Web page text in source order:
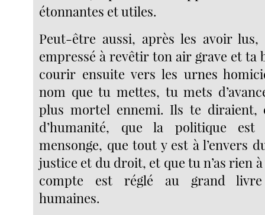
étonnantes et utiles.
Peut-être aussi, après les avoir
empressé à revêtir ton air grave et ta
courir ensuite vers les urnes
nom que tu mettes, tu mets
plus mortel ennemi. Ils te diraient,
d’humanité, que la politique est
mensonge, que tout y est à l’envers
justice et du droit, et que tu n’as rien
compte est réglé au grand livre
humaines.